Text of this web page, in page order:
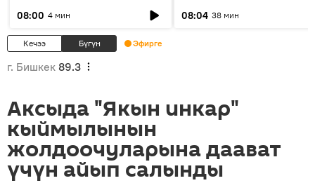
08:00 4 мин
08:04 38 мин
Кечээ Бүгүн Эфирге
г. Бишкек 89.3
Аксыда "Якын инкар"
кыймылынын
жолдоочуларына даават
үчүн айып салынды